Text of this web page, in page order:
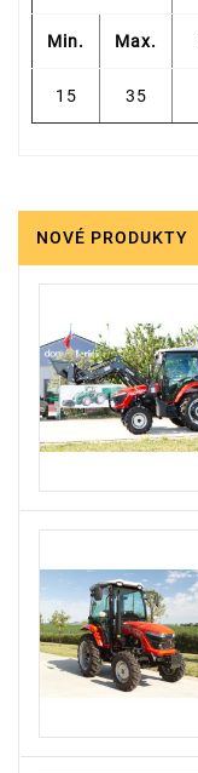
Min. Max.
15 35
NOVÉ PRODUKTY